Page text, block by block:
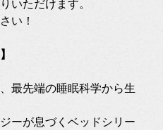
いただけます。
い！
最先端の睡眠科学から生
ーが息づくベッドシリー